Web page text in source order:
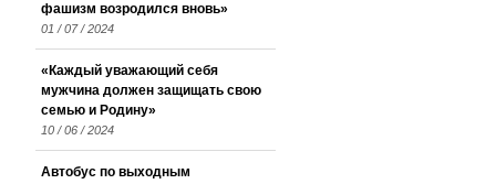
фашизм возродился вновь»
01 / 07 / 2024
«Каждый уважающий себя
мужчина должен защищать свою
семью и Родину»
10 / 06 / 2024
Автобус по выходным